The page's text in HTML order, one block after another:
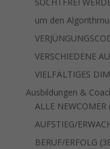
SUCHTFREI
um den
VERSCHIEDENE
VIELFÄLTIGES
Ausbildungen &
ALLE NEWCOMER
AUFSTIEG/
BERUF/ERFOLG